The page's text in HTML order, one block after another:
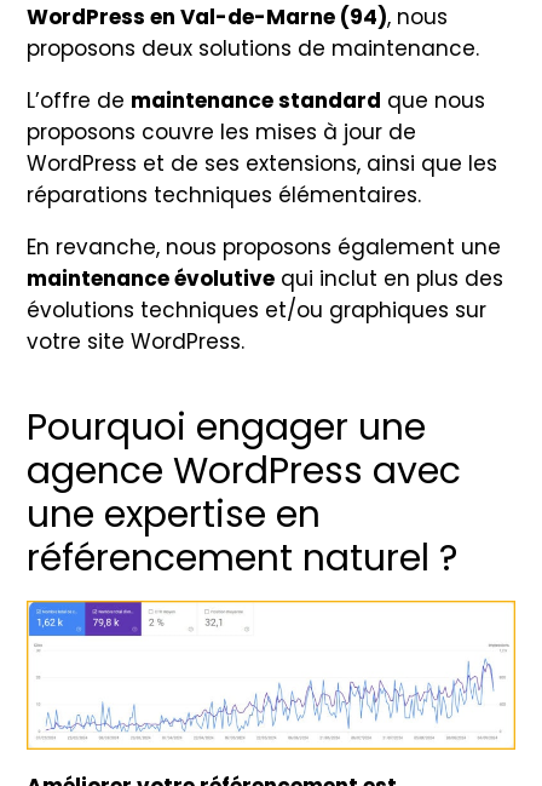
WordPress en Val-de-Marne (94), nous
proposons deux solutions de maintenance.
L’offre de maintenance standard que nous
proposons couvre les mises à jour de
WordPress et de ses extensions, ainsi que les
réparations techniques élémentaires.
En revanche, nous proposons également une
maintenance évolutive qui inclut en plus des
évolutions techniques et/ou graphiques sur
votre site WordPress.
Pourquoi engager une
agence WordPress avec
une expertise en
référencement naturel ?